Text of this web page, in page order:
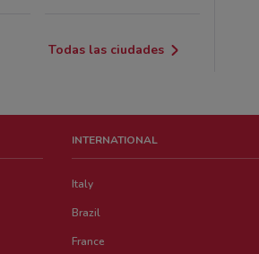
Todas las ciudades
INTERNATIONAL
Italy
Brazil
France